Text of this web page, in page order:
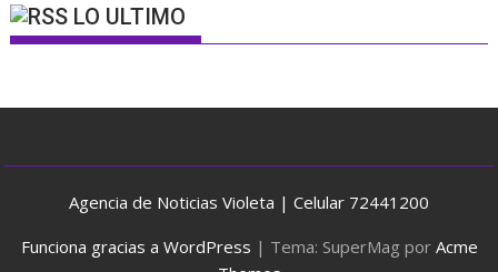
LO ULTIMO
Agencia de Noticias Violeta | Celular 72441200
Funciona gracias a WordPress | Tema: SuperMag por Acme